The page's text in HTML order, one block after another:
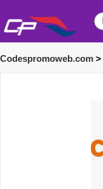
Codespromoweb.com >